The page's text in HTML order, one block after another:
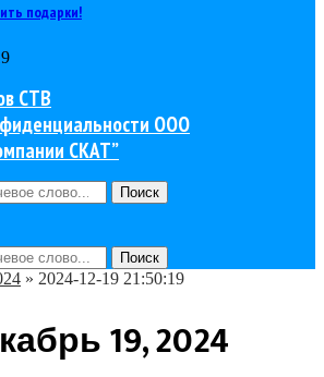
подарки!
СТВ
ООО
СКАТ”
Поиск
Поиск
» 2024-12-19 21:50:19
19, 2024